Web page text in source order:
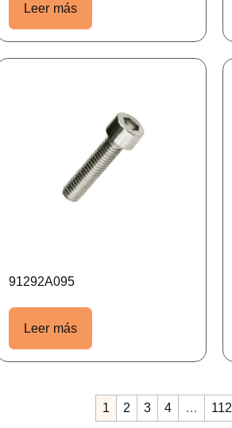
Leer más
91292A095
Leer más
1 2 3 4 … 112